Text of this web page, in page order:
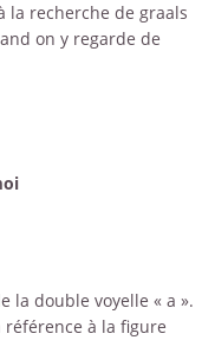
la recherche de graals
on y regarde de
la double voyelle « a ».
référence à la figure